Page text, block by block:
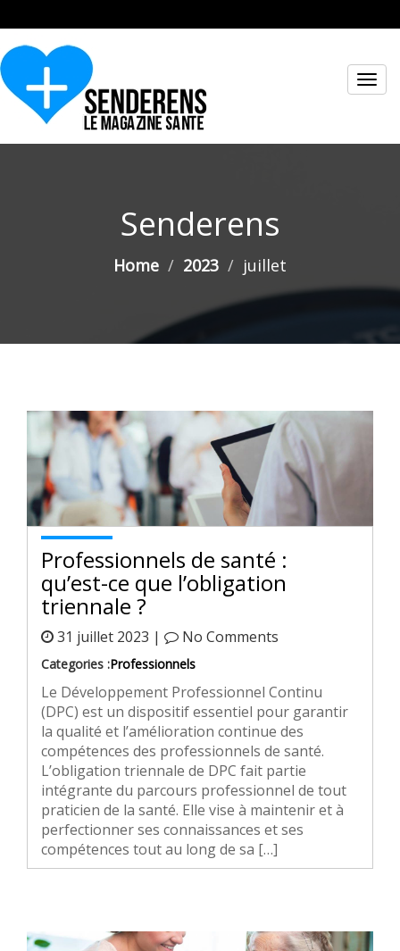
Senderens
Home 2023 juillet
Professionnels de santé :
qu’est-ce que l’obligation
triennale ?
31 juillet 2023 | No Comments
Categories :Professionnels
Le Développement Professionnel Continu
(DPC) est un dispositif essentiel pour garantir
la qualité et l’amélioration continue des
compétences des professionnels de santé.
L’obligation triennale de DPC fait partie
intégrante du parcours professionnel de tout
praticien de la santé. Elle vise à maintenir et à
perfectionner ses connaissances et ses
compétences tout au long de sa […]